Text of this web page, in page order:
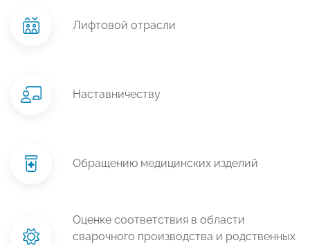
Лифтовой отрасли
Наставничеству
Обращению медицинских изделий
Оценке соответствия в области
сварочного производства и родственных